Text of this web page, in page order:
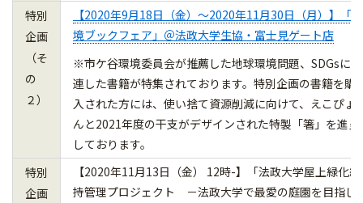
特別
企画
（そ
の
２）
【2020年9月18日（金）～2020年11月30日（月）】「環
境ブックフェア」＠法政大学生協・富士見ゲート店
※市ケ谷環境委員会が推薦した地球環境問題、SDGsに関
連した書籍が特集されております。特別企画の書籍を購
入された方には、使い捨て資源削減に向けて、えこぴょ
んと2021年度の干支がデザインされた特製「箸」を進呈
しております。
特別
企画
【2020年11月13日（金） 12時-】「法政大学屋上緑化維
持管理プロジェクト －法政大学で最愛の庭園を目指し